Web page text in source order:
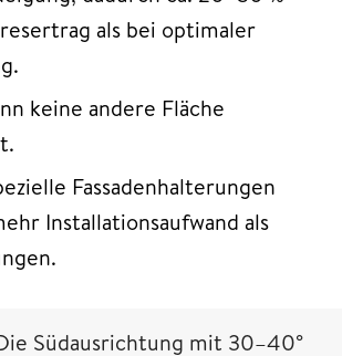
als bei optimaler
keine andere Fläche
Fassadenhalterungen
Installationsaufwand als
Südausrichtung mit 30–40°